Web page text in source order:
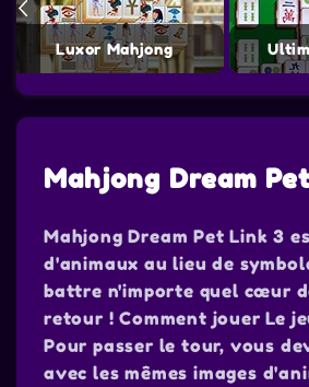
Luxor Mahjong
Mahjong Dream
Mahjong Dream Pet Link 3
d'animaux au lieu de
battre n'importe quel cœur
retour ! Comment jouer Le
Pour passer le tour, vous
avec les mêmes images